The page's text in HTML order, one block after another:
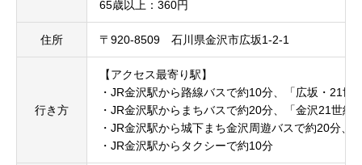
65歳以上：360円
住所 〒920-8509 石川県金沢市広坂1-2-1
行き方
【アクセス最寄り駅】
・JR金沢駅から路線バスで約10分、「広坂・21世
・JR金沢駅からまちバスで約20分、「金沢21世
・JR金沢駅から城下まち金沢周遊バスで約20分
・JR金沢駅からタクシーで約10分